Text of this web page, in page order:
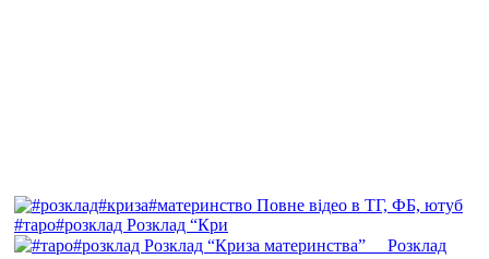
#таро#розклад Розклад “Кри